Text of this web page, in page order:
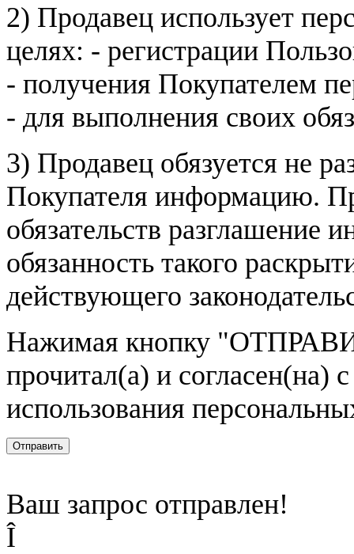
2) Продавец использует
целях: - регистрации
- получения Покупателем
- для выполнения своих
3) Продавец обязуется не
Покупателя информацию.
обязательств разглашение
обязанность такого
действующего
Нажимая кнопку
прочитал(а) и согласен(на)
использования
Отправить
Ваш запрос отправлен!
Î